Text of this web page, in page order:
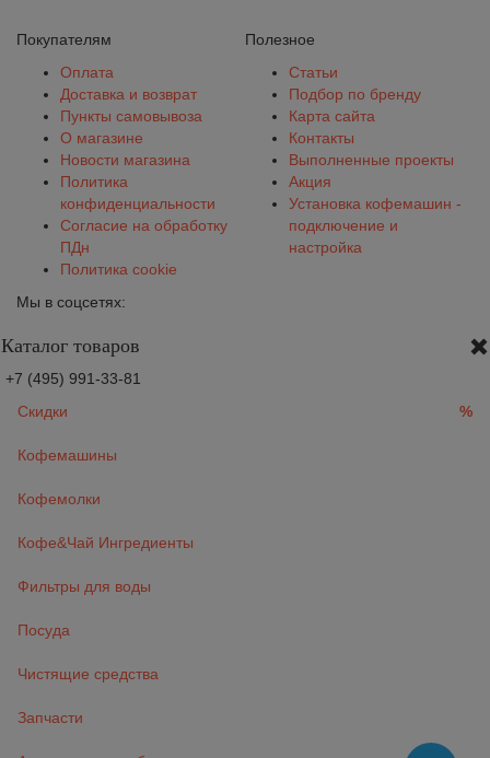
Покупателям
Оплата
Доставка и возврат
Пункты самовывоза
О магазине
Новости магазина
Политика
конфиденциальности
Согласие на обработку
ПДн
Политика cookie
Полезное
Статьи
Подбор по бренду
Карта сайта
Контакты
Выполненные проекты
Акция
Установка кофемашин -
подключение и
настройка
Мы в соцсетях:
Каталог товаров
+7 (495) 991-33-81
Скидки
%
Кофемашины
Кофемолки
Кофе&Чай Ингредиенты
Фильтры для воды
Посуда
Чистящие средства
Запчасти